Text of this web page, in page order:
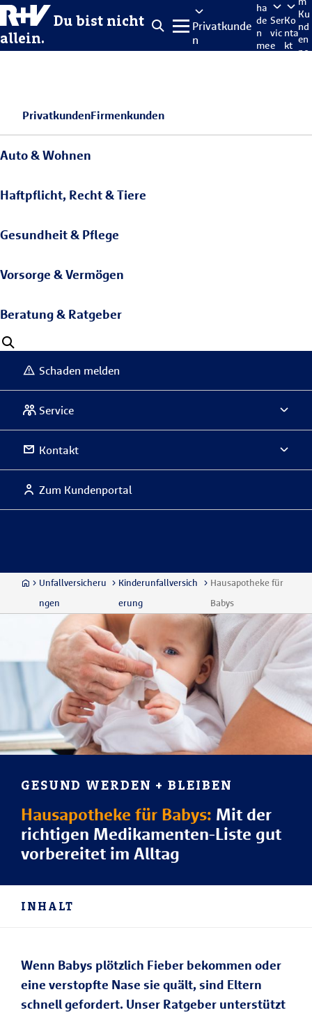
Du bist nicht
allein.
Privatkunde
n
ha
de
n
me
Ser
vic
e
Ko
nta
kt
Ku
nd
en
po
PrivatkundenFirmenkunden
Auto & Wohnen
Haftpflicht, Recht & Tiere
Gesundheit & Pflege
Vorsorge & Vermögen
Beratung & Ratgeber
Schaden melden
Service
Kontakt
Zum Kundenportal
Unfallversicheru
ngen
Kinderunfallversich
erung
Hausapotheke für
Babys
GESUND WERDEN + BLEIBEN
Hausapotheke für Babys: Mit der
richtigen Medikamenten-Liste gut
vorbereitet im Alltag
INHALT
Wenn Babys plötzlich Fieber bekommen oder
eine verstopfte Nase sie quält, sind Eltern
schnell gefordert. Unser Ratgeber unterstützt